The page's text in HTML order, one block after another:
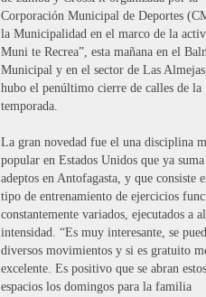
Corporación Municipal de Deportes
la Municipalidad en el marco de la
Muni te Recrea”, esta mañana en el
Municipal y en el sector de Las
hubo el penúltimo cierre de calles de la
temporada.
La gran novedad fue el una disciplina
popular en Estados Unidos que ya
adeptos en Antofagasta, y que consiste
tipo de entrenamiento de ejercicios
constantemente variados, ejecutados a
intensidad. “Es muy interesante, se
diversos movimientos y si es gratuito
excelente. Es positivo que se abran estos
espacios los domingos para la familia